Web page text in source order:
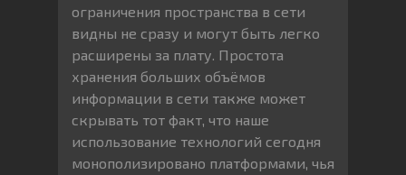
ограничения пространства в сети
видны не сразу и могут быть легко
расширены за плату. Простота
хранения больших объёмов
информации в сети также может
скрывать тот факт, что наше
использование технологий сегодня
монополизировано платформами, чья